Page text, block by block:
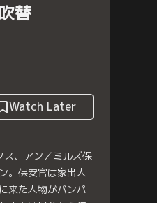
替
Watch Later
、アン／ミルズ保
。保安官は家出人
来た人物がバンパ